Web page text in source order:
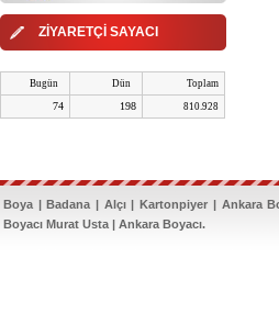
ZİYARETÇİ SAYACI
Bugün Dün Toplam
74 198 810.928
Boya | Badana | Alçı | Kartonpiyer | Ankara
Boyacı Murat Usta | Ankara Boyacı.